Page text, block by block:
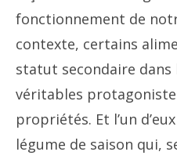
fonctionnement de
contexte, certains
statut secondaire dans
véritables
propriétés. Et l’un
légume de saison qui,